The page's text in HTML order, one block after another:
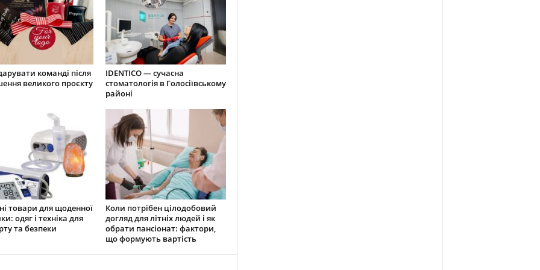
команді після
великого проєкту
IDENTICO — сучасна
стоматологія в Голосіївському
районі
товари для щоденної
одяг і техніка для
та безпеки
Коли потрібен цілодобовий
догляд для літніх людей і як
обрати пансіонат: фактори,
що формують вартість